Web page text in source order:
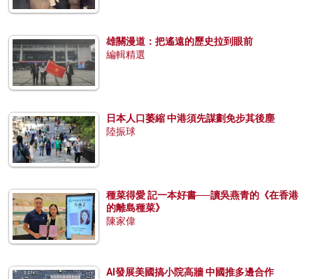
雄關漫道：把遙遠的歷史拉到眼前
編輯精選
日本人口萎縮 中港須先謀劃免步其後塵
陸振球
種菜得愛 記一本好書──讀吳燕青的《在香港
的離島種菜》
陳家偉
AI發展美國搞小院高牆 中國推多邊合作